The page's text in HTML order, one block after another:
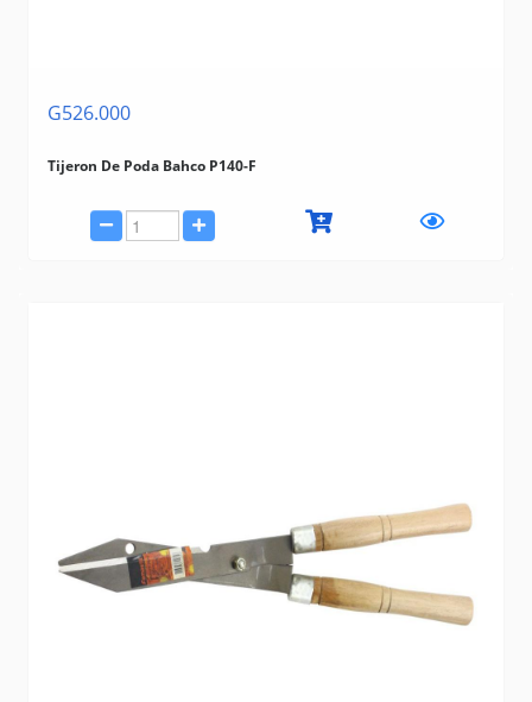
G526.000
Tijeron De Poda Bahco P140-F